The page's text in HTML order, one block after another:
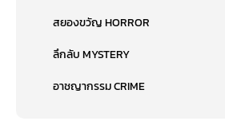
สยองขวัญ HORROR
ลึกลับ MYSTERY
อาชญากรรม CRIME